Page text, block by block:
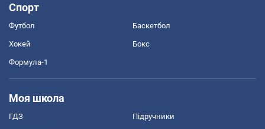
Спорт
Футбол Баскетбол
Хокей Бокс
Формула-1
Моя школа
ГДЗ Підручники